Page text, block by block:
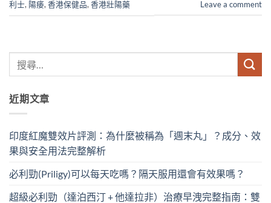
利士, 陽痿, 香港保健品, 香港壯陽藥 Leave a comment
近期文章
印度紅魔雙效片評測：為什麼被稱為「週末丸」？成分、效
果與安全用法完整解析
必利勁(Priligy)可以每天吃嗎？隔天服用還會有效果嗎？
超級必利勁（達泊西汀 + 他達拉非）治療早洩完整指南：雙